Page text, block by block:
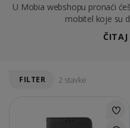
U Mobia webshopu pronaći
mobitel koje su
ČITAJ
FILTER 2 stavke